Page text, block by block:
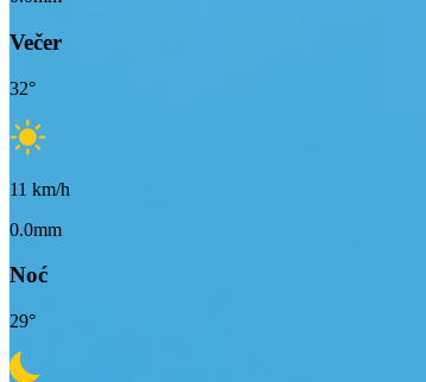
Večer
32°
11 km/h
0.0mm
Noć
29°